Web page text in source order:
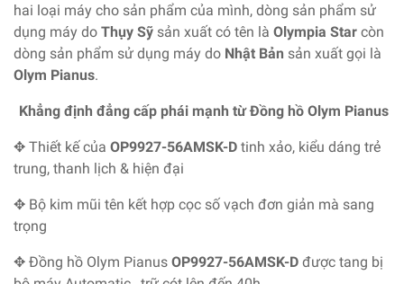
hai loại máy cho sản phẩm của mình, dòng sản phẩm sử
dụng máy do Thụy Sỹ sản xuất có tên là Olympia Star còn
dòng sản phẩm sử dụng máy do Nhật Bản sản xuất gọi là
Olym Pianus.
Khẳng định đẳng cấp phái mạnh từ Đồng hồ Olym Pianus
✥ Thiết kế của OP9927-56AMSK-D tinh xảo, kiểu dáng trẻ
trung, thanh lịch & hiện đại
✥ Bộ kim mũi tên kết hợp cọc số vạch đơn giản mà sang
trọng
✥ Đồng hồ Olym Pianus OP9927-56AMSK-D được tang bị